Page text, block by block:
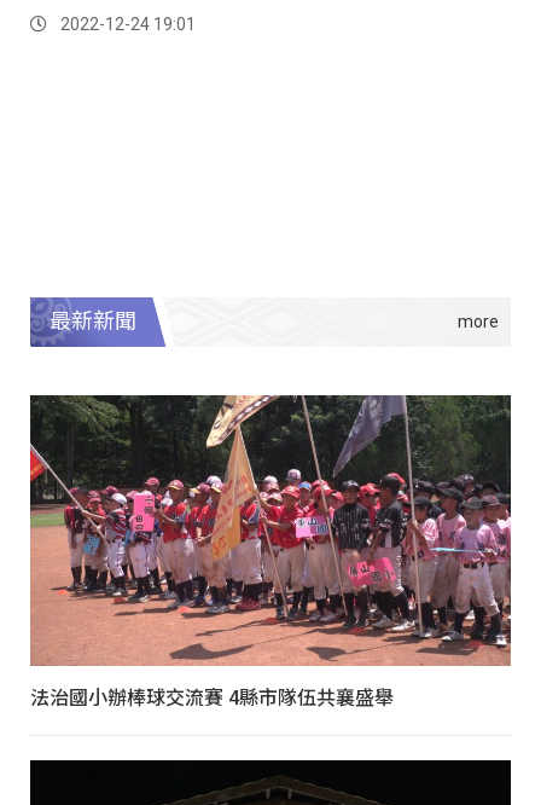
2022-12-24 19:01
最新新聞
法治國小辦棒球交流賽 4縣市隊伍共襄盛舉